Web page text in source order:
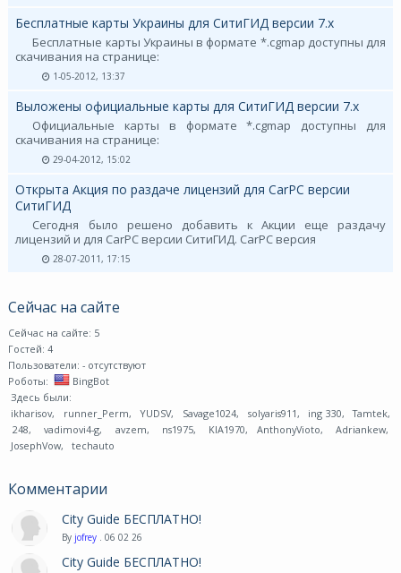
Бесплатные карты Украины для СитиГИД версии 7.х
Бесплатные карты Украины в формате *.cgmap доступны для
скачивания на странице:
1-05-2012, 13:37
Выложены официальные карты для СитиГИД версии 7.х
Официальные карты в формате *.cgmap доступны для
скачивания на странице:
29-04-2012, 15:02
Открыта Акция по раздаче лицензий для CarPC версии
СитиГИД
Сегодня было решено добавить к Акции еще раздачу
лицензий и для CarPC версии СитиГИД. CarPC версия
28-07-2011, 17:15
Сейчас на сайте
Сейчас на сайте: 5
Гостей: 4
Пользователи: - отсутствуют
Роботы:
BingBot
Здесь были:
ikharisov, runner_Perm, YUDSV, Savage1024, solyaris911, ing 330, Tamtek,
248, vadimovi4-g, avzem, ns1975, KIA1970, AnthonyVioto, Adriankew,
JosephVow, techauto
Комментарии
City Guide БЕСПЛАТНО!
By jofrey . 06 02 26
City Guide БЕСПЛАТНО!